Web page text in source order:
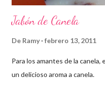
Jabón de Canela
De Ramy febrero 13, 2011
Para los amantes de la
un delicioso aroma a canela.